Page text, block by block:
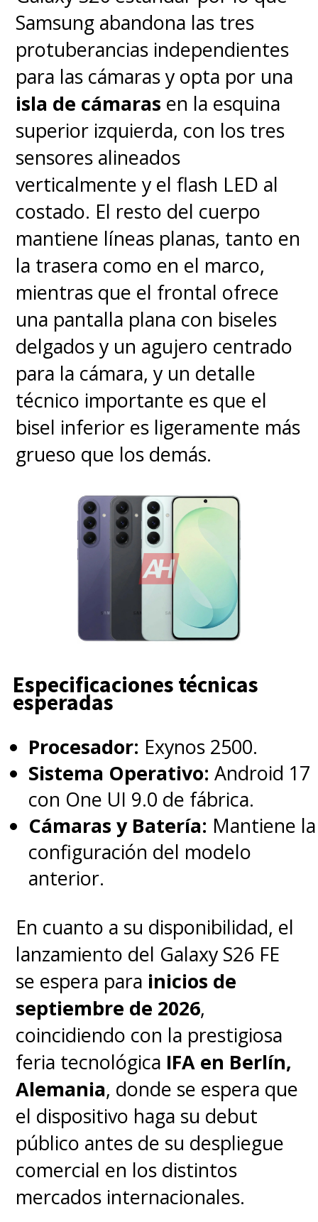
Samsung abandona las tres
protuberancias independientes
para las cámaras y opta por una
isla de cámaras en la esquina
superior izquierda, con los tres
sensores alineados
verticalmente y el flash LED al
costado. El resto del cuerpo
mantiene líneas planas, tanto en
la trasera como en el marco,
mientras que el frontal ofrece
una pantalla plana con biseles
delgados y un agujero centrado
para la cámara, y un detalle
técnico importante es que el
bisel inferior es ligeramente más
grueso que los demás.
Especificaciones técnicas
esperadas
Procesador: Exynos 2500.
Sistema Operativo: Android 17
con One UI 9.0 de fábrica.
Cámaras y Batería: Mantiene la
configuración del modelo
anterior.
En cuanto a su disponibilidad, el
lanzamiento del Galaxy S26 FE
se espera para inicios de
septiembre de 2026,
coincidiendo con la prestigiosa
feria tecnológica IFA en Berlín,
Alemania, donde se espera que
el dispositivo haga su debut
público antes de su despliegue
comercial en los distintos
mercados internacionales.